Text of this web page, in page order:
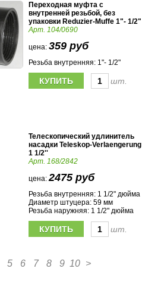
Переходная муфта с
внутренней резьбой, без
упаковки Reduzier-Muffe 1"- 1/2"
Арт. 104/0690
цена: 359 руб
Резьба внутренняя: 1"- 1/2"
шт.
Телескопический удлинитель
насадки Teleskop-Verlaengerung
1 1/2''
Арт. 168/2842
цена:2475 руб
Резьба внутренняя: 1 1/2" дюйма
Диаметр штуцера: 59 мм
Резьба наружняя: 1 1/2" дюйма
шт.
5 6 7 8 9 10 >